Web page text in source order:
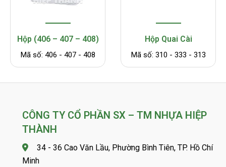
Hộp (406 – 407 – 408)
Mã số: 406 - 407 - 408
Hộp Quai Cài
Mã số: 310 - 333 - 313
CÔNG TY CỔ PHẦN SX – TM NHỰA HIỆP
THÀNH
34 - 36 Cao Văn Lầu, Phường Bình Tiên, TP. Hồ Chí
Minh